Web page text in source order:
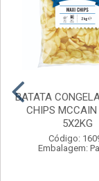
BATATA
CHIPS
5X2KG
Código:
Embalagem: